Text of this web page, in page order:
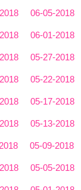
06-05-2018
06-01-2018
05-27-2018
05-22-2018
05-17-2018
05-13-2018
05-09-2018
05-05-2018